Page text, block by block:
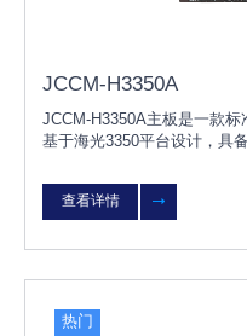
JCCM-H3350A
JCCM-H3350A主板是一款
基于海光3350平台设计，具
系统，适用于党政、金融、能
查看详情
热门